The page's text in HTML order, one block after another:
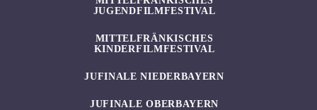
JUGENDFILMFESTIVAL
MITTELFRÄNKISCHES
KINDERFILMFESTIVAL
JUFINALE NIEDERBAYERN
JUFINALE OBERBAYERN